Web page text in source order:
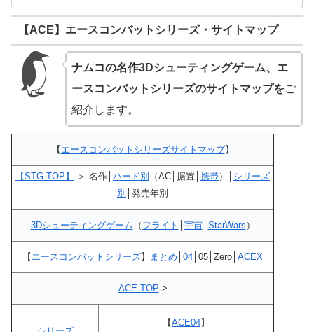
【ACE】エースコンバットシリーズ・サイトマップ
ナムコの名作3Dシューティングゲーム、エ
ースコンバットシリーズのサイトマップをご
紹介します。
【 エースコンバットシリーズサイトマップ】
【STG-TOP】 ＞ 名作│ ハード別 （AC│据置│ 携帯）│ シリーズ
別
│発売年別
3Dシューティングゲーム （ フライト 宇宙│ StarWars ）
【 エースコンバットシリーズ】 まとめ 04 │05│Zero│ ACEX
ACE-TOP >
【ACE04】